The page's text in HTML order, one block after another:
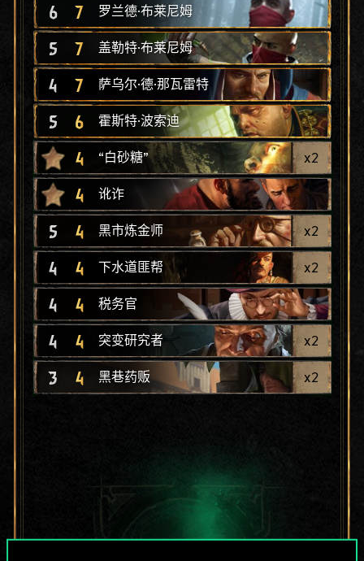
6 7 罗兰德·布莱尼姆
5 7 盖勒特·布莱尼姆
4 7 萨乌尔·德·那瓦雷特
5 6 霍斯特·波索迪
4 “白砂糖” x2
4 讹诈
5 4 黑市炼金师 x2
4 4 下水道匪帮 x2
4 4 税务官
4 4 突变研究者 x2
3 4 黑巷药贩 x2